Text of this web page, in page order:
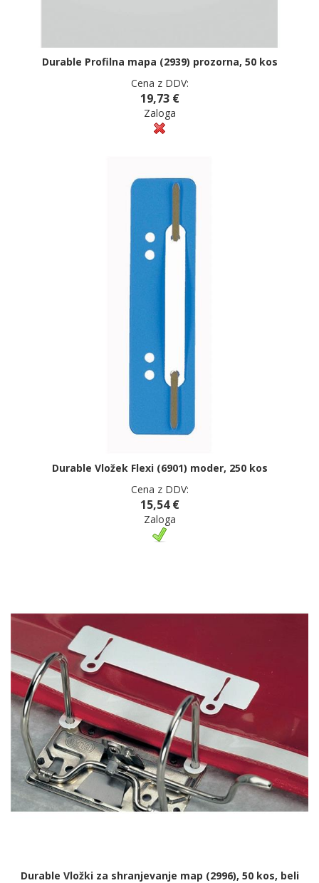
Durable Profilna mapa (2939) prozorna, 50 kos
Cena z DDV:
19,73 €
Zaloga
Durable Vložek Flexi (6901) moder, 250 kos
Cena z DDV:
15,54 €
Zaloga
Durable Vložki za shranjevanje map (2996), 50 kos, beli